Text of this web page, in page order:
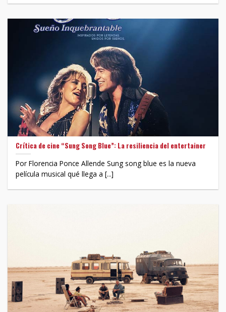
Crítica de cine “Sung Song Blue”: La resiliencia del entertainer
Por Florencia Ponce Allende Sung song blue es la nueva
película musical qué llega a [...]